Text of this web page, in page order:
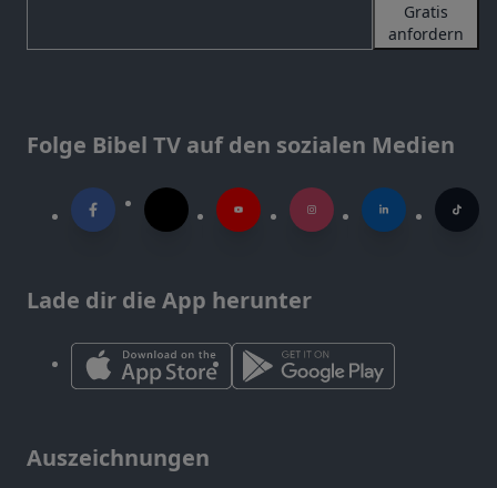
Gratis
anfordern
Folge Bibel TV auf den sozialen Medien
Lade dir die App herunter
Auszeichnungen